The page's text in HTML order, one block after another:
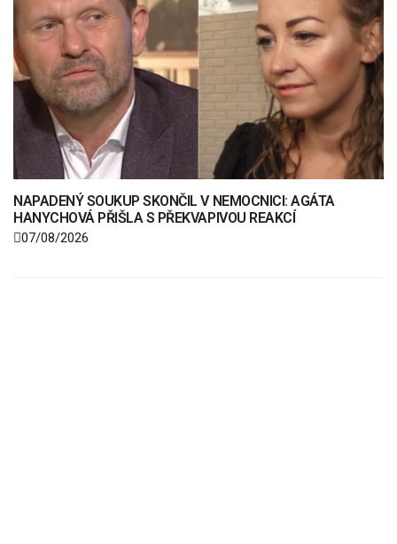
NAPADENÝ SOUKUP SKONČIL V NEMOCNICI: AGÁTA
HANYCHOVÁ PŘIŠLA S PŘEKVAPIVOU REAKCÍ
07/08/2026